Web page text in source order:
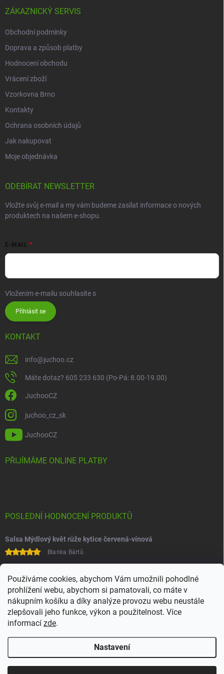
Používáme cookies, abychom Vám umožnili pohodlné
prohlížení webu, abychom si pamatovali, co máte v
nákupním košíku a díky analýze provozu webu neustále
zlepšovali jeho funkce, výkon a použitelnost. Více
informací zde.
Nastavení
ZÁKAZNICKÝ SERVIS
Obchodní podmínky
Doprava a způsob platby
Hodnocení obchodu
Vrácení zboží
Vzorkovna Brno
Kontakty
Ochrana osobních údajů
Jak nakupovat
Moje objednávka
ODEBÍRAT NEWSLETTER
Vložte svůj e-mail a my vám budeme zasílat informace o nových
produktech na našem e-shopu.
E-MAIL
Vložením e-mailu souhlasíte s
Přihlásit se
KONTAKT
info@juchoo.cz
Máte dotaz? 605 233 630 (Po-Pá: 8.00-19.00)
JuchooCZ
juchoo_cz_sk
JuchooCZ
PŘIJÍMÁME ONLINE PLATBY
POSLEDNÍ HODNOCENÍ PRODUKTŮ
Salsa Mýdlový květ růže kytice červená-vínová
Blanka Bártů
Copyright 2026Juchoo. Všechna práva vyhrazena.Upravit nastavení